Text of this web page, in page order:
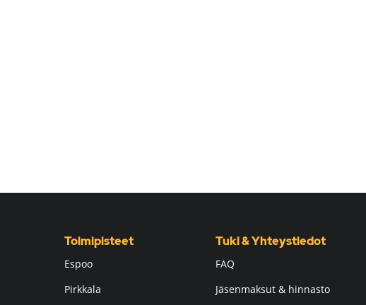
Toimipisteet
Espoo
Pirkkala
Tuki & Yhteystiedot
FAQ
Jäsenmaksut & hinnasto